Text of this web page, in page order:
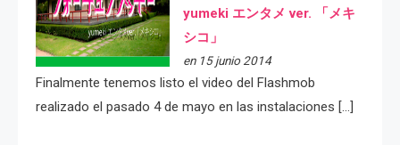
yumeki エンタメ ver. 「メキ
シコ」
en 15 junio 2014
Finalmente tenemos listo el video del Flashmob
realizado el pasado 4 de mayo en las instalaciones […]